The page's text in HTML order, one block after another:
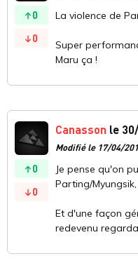
0
0
La violence de
Super
Maru ça !
0
0
Canasson le
Modifié le 17/04/
Je pense qu'on
Parting/
Et d'une façon
redevenu